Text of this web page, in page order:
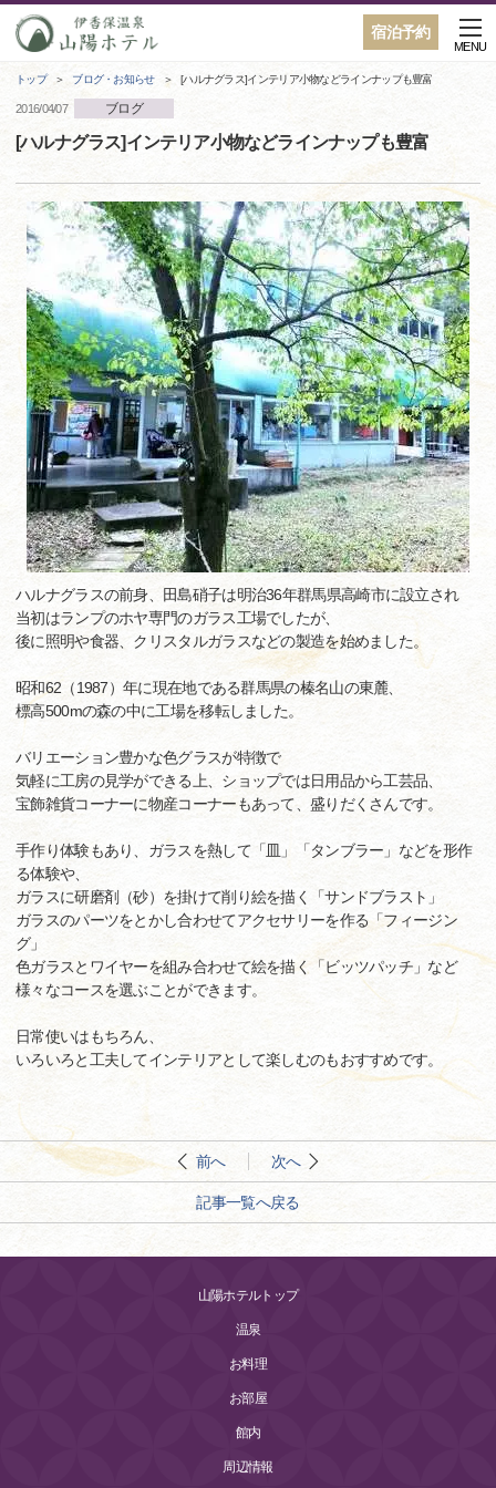
宿泊予約
MENU
トップ ブログ・お知らせ [ハルナグラス]インテリア小物などラインナップも豊富
2016/04/07 ブログ
[ハルナグラス]インテリア小物などラインナップも豊富
ハルナグラスの前身、田島硝子は明治36年群馬県高崎市に設立され
当初はランプのホヤ専門のガラス工場でしたが、
後に照明や食器、クリスタルガラスなどの製造を始めました。
昭和62（1987）年に現在地である群馬県の榛名山の東麓、
標高500mの森の中に工場を移転しました。
バリエーション豊かな色グラスが特徴で
気軽に工房の見学ができる上、ショップでは日用品から工芸品、
宝飾雑貨コーナーに物産コーナーもあって、盛りだくさんです。
手作り体験もあり、ガラスを熱して「皿」「タンブラー」などを形作
る体験や、
ガラスに研磨剤（砂）を掛けて削り絵を描く「サンドブラスト」
ガラスのパーツをとかし合わせてアクセサリーを作る「フィージン
グ」
色ガラスとワイヤーを組み合わせて絵を描く「ビッツパッチ」など
様々なコースを選ぶことができます。
日常使いはもちろん、
いろいろと工夫してインテリアとして楽しむのもおすすめです。
前へ 次へ
記事一覧へ戻る
山陽ホテルトップ
温泉
お料理
お部屋
館内
周辺情報